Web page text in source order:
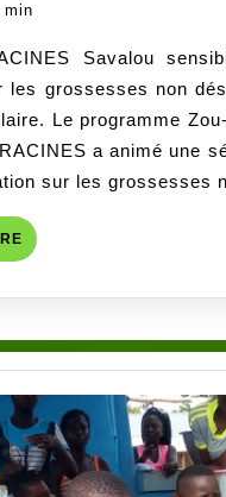
en
milieu
min
Savalou
les grossesses non
Le programme
a animé une
sur les grossesses
READ
MORE